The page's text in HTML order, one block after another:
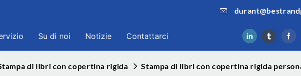
Su di noi Notizie Contattarci
di libri con copertina rigida Stampa di libri con copertina rigida